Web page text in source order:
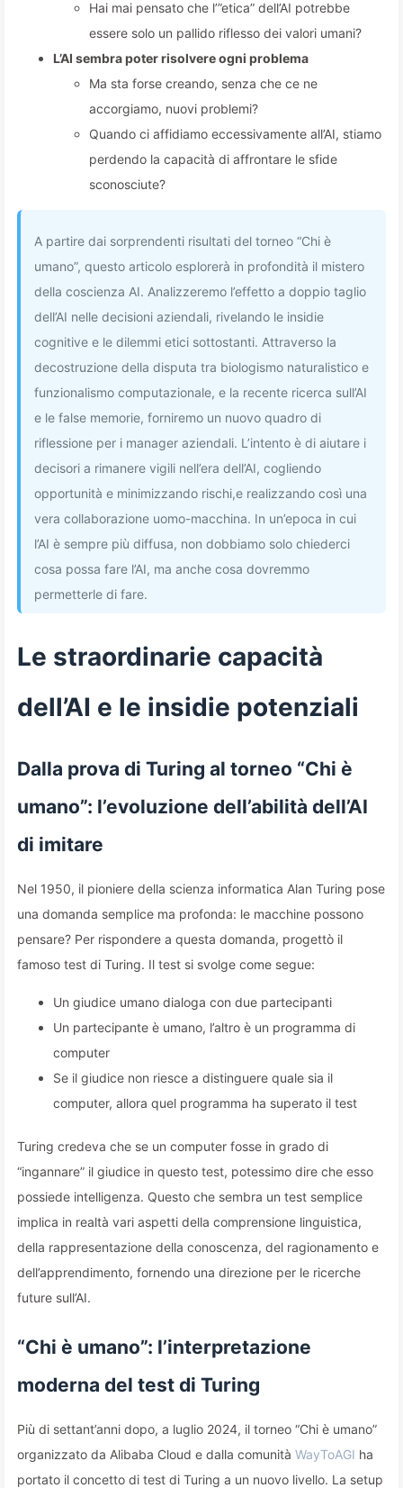
Hai mai pensato che l’”etica” dell’AI potrebbe
essere solo un pallido riflesso dei valori umani?
L’AI sembra poter risolvere ogni problema
Ma sta forse creando, senza che ce ne
accorgiamo, nuovi problemi?
Quando ci affidiamo eccessivamente all’AI, stiamo
perdendo la capacità di affrontare le sfide
sconosciute?
A partire dai sorprendenti risultati del torneo “Chi è
umano”, questo articolo esplorerà in profondità il mistero
della coscienza AI. Analizzeremo l’effetto a doppio taglio
dell’AI nelle decisioni aziendali, rivelando le insidie
cognitive e le dilemmi etici sottostanti. Attraverso la
decostruzione della disputa tra biologismo naturalistico e
funzionalismo computazionale, e la recente ricerca sull’AI
e le false memorie, forniremo un nuovo quadro di
riflessione per i manager aziendali. L’intento è di aiutare i
decisori a rimanere vigili nell’era dell’AI, cogliendo
opportunità e minimizzando rischi,e realizzando così una
vera collaborazione uomo-macchina. In un’epoca in cui
l’AI è sempre più diffusa, non dobbiamo solo chiederci
cosa possa fare l’AI, ma anche cosa dovremmo
permetterle di fare.
Le straordinarie capacità
dell’AI e le insidie potenziali
Dalla prova di Turing al torneo “Chi è
umano”: l’evoluzione dell’abilità dell’AI
di imitare
Nel 1950, il pioniere della scienza informatica Alan Turing pose
una domanda semplice ma profonda: le macchine possono
pensare? Per rispondere a questa domanda, progettò il
famoso test di Turing. Il test si svolge come segue:
Un giudice umano dialoga con due partecipanti
Un partecipante è umano, l’altro è un programma di
computer
Se il giudice non riesce a distinguere quale sia il
computer, allora quel programma ha superato il test
Turing credeva che se un computer fosse in grado di
“ingannare” il giudice in questo test, potessimo dire che esso
possiede intelligenza. Questo che sembra un test semplice
implica in realtà vari aspetti della comprensione linguistica,
della rappresentazione della conoscenza, del ragionamento e
dell’apprendimento, fornendo una direzione per le ricerche
future sull’AI.
“Chi è umano”: l’interpretazione
moderna del test di Turing
Più di settant’anni dopo, a luglio 2024, il torneo “Chi è umano”
organizzato da Alibaba Cloud e dalla comunità WayToAGI ha
portato il concetto di test di Turing a un nuovo livello. La setup